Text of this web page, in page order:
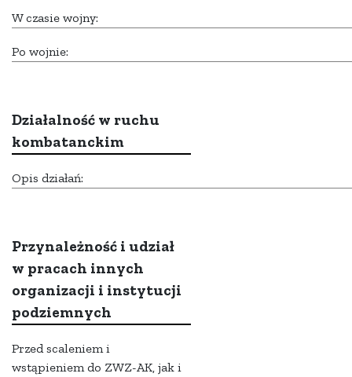
W czasie wojny:
Po wojnie:
Działalność w ruchu
kombatanckim
Opis działań:
Przynależność i udział
w pracach innych
organizacji i instytucji
podziemnych
Przed scaleniem i
wstąpieniem do ZWZ-AK, jak i